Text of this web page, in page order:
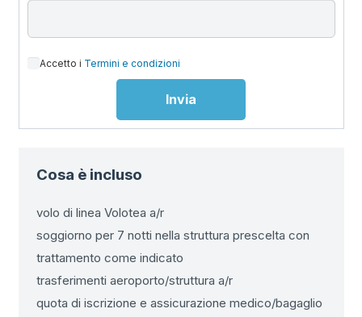
Accetto i Termini e condizioni
Cosa è incluso
volo di linea Volotea a/r
soggiorno per 7 notti nella struttura prescelta con
trattamento come indicato
trasferimenti aeroporto/struttura a/r
quota di iscrizione e assicurazione medico/bagaglio